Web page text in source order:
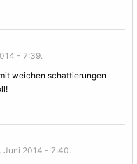
- 7:39.
weichen schattierungen
Juni 2014 - 7:40.